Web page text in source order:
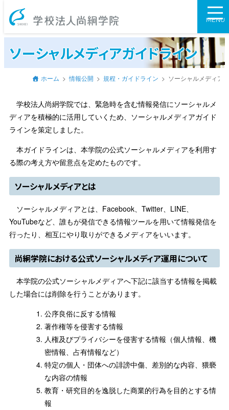
学校法人尚絅学
MENU
ソーシャルメディアガイドライン
ホーム 情報公開 規程・ガイドライン ソーシャルメディア
学校法人尚絅学院では、緊急時を含む情報発信にソーシャルメ
ディアを積極的に活用していくため、ソーシャルメディアガイド
ラインを策定しました。
本ガイドラインは、本学院の公式ソーシャルメディアを利用す
る際の考え方や留意点を定めたものです。
ソーシャルメディアとは
ソーシャルメディアとは、Facebook、Twitter、LINE、
YouTubeなど、誰もが発信できる情報ツールを用いて情報発信を
行ったり、相互にやり取りができるメディアをいいます。
尚絅学院における公式ソーシャルメディア運用について
本学院の公式ソーシャルメディアへ下記に該当する情報を掲載
した場合には削除を行うことがあります。
公序良俗に反する情報
著作権等を侵害する情報
人権及びプライバシーを侵害する情報（個人情報、機
密情報、占有情報など）
特定の個人・団体への誹謗中傷、差別的な内容、猥褻
な内容の情報
教育・研究目的を逸脱した商業的行為を目的とする情
報